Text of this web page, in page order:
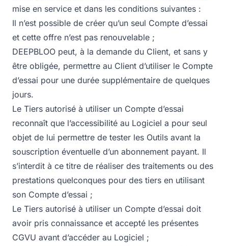
mise en service et dans les conditions suivantes :
Il n’est possible de créer qu’un seul Compte d’essai
et cette offre n’est pas renouvelable ;
DEEPBLOO peut, à la demande du Client, et sans y
être obligée, permettre au Client d’utiliser le Compte
d’essai pour une durée supplémentaire de quelques
jours.
Le Tiers autorisé à utiliser un Compte d’essai
reconnaît que l’accessibilité au Logiciel a pour seul
objet de lui permettre de tester les Outils avant la
souscription éventuelle d’un abonnement payant. Il
s’interdit à ce titre de réaliser des traitements ou des
prestations quelconques pour des tiers en utilisant
son Compte d’essai ;
Le Tiers autorisé à utiliser un Compte d’essai doit
avoir pris connaissance et accepté les présentes
CGVU avant d’accéder au Logiciel ;